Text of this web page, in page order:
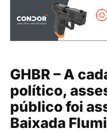
GHBR – A
político,
público foi
Baixada